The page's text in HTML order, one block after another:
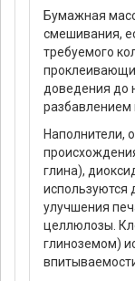
Бумажная
смешивания,
требуемого
доведения до
разбавлением
Наполнители,
глина),
используются
улучшения
целлюлозы.
глиноземом)